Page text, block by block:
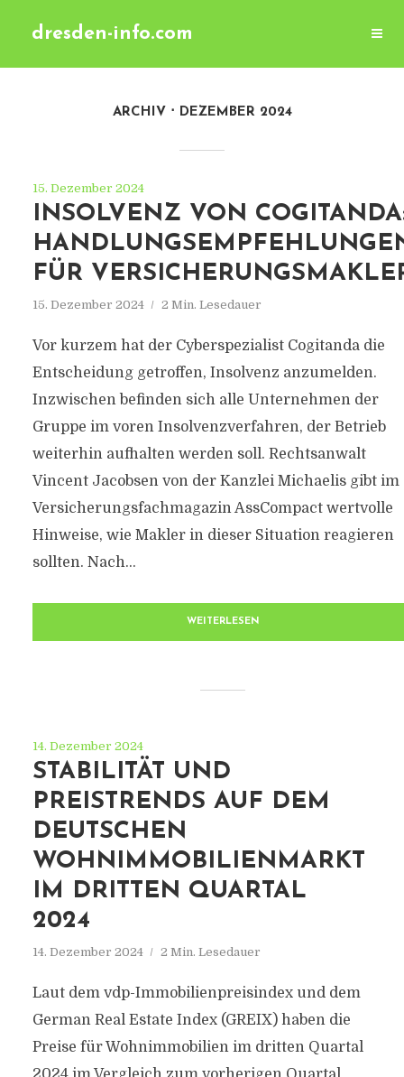
dresden-info.com
ARCHIV DEZEMBER 2024
15. Dezember 2024
INSOLVENZ VON
FÜR
15. Dezember 2024 2 Min. Lesedauer
Vor kurzem hat der Cyberspezialist Cogitanda die
Entscheidung getroffen, Insolvenz anzumelden.
Inzwischen befinden sich alle Unternehmen der
Gruppe im voren Insolvenzverfahren, der Betrieb
weiterhin aufhalten werden soll. Rechtsanwalt
Vincent Jacobsen von der Kanzlei Michaelis gibt im
Versicherungsfachmagazin AssCompact wertvolle
Hinweise, wie Makler in dieser Situation reagieren
sollten. Nach...
WEITERLESEN
14. Dezember 2024
STABILITÄT UND
PREISTRENDS AUF DEM
DEUTSCHEN
WOHNIMMOBILIENMARKT
IM DRITTEN QUARTAL
2024
14. Dezember 2024 2 Min. Lesedauer
Laut dem vdp-Immobilienpreisindex und dem
German Real Estate Index (GREIX) haben die
Preise für Wohnimmobilien im dritten Quartal